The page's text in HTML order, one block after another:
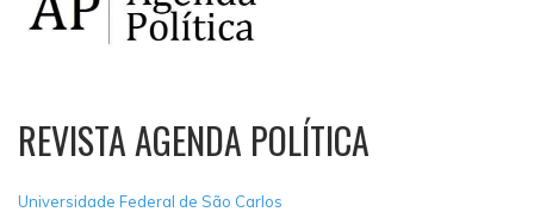
REVISTA AGENDA POLÍTICA
Universidade Federal de São Carlos